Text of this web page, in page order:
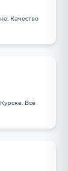
Качество
Всё